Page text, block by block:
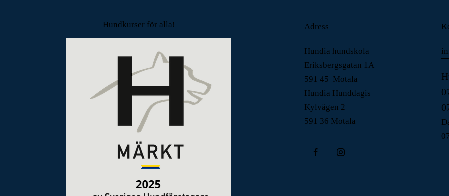
Hundkurser för alla! Adress
Hundia hundskola
Eriksbergsgatan 1A
591 45 Motala
Hundia Hunddagis
Kylvägen 2
591 36 Motala